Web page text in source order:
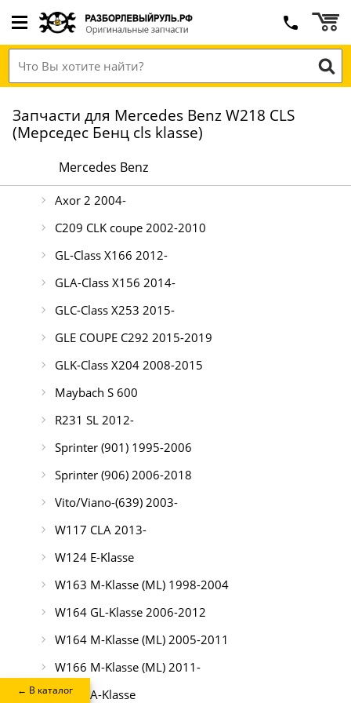
← В каталог
Запчасти для Mercedes Benz W218 CLS
(Мерседес Бенц cls klasse)
Mercedes Benz
Axor 2 2004-
C209 CLK coupe 2002-2010
GL-Class X166 2012-
GLA-Class X156 2014-
GLC-Class X253 2015-
GLE COUPE C292 2015-2019
GLK-Class X204 2008-2015
Maybach S 600
R231 SL 2012-
Sprinter (901) 1995-2006
Sprinter (906) 2006-2018
Vito/Viano-(639) 2003-
W117 CLA 2013-
W124 E-Klasse
W163 M-Klasse (ML) 1998-2004
W164 GL-Klasse 2006-2012
W164 M-Klasse (ML) 2005-2011
W166 M-Klasse (ML) 2011-
W169 A-Klasse